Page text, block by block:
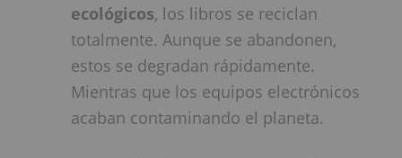
ecológicos, los libros se reciclan
totalmente. Aunque se abandonen,
estos se degradan rápidamente.
Mientras que los equipos electrónicos
acaban contaminando el planeta.